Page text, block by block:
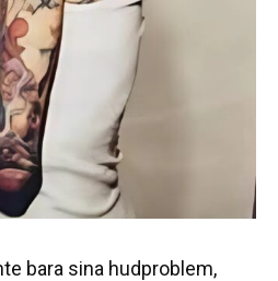
bara sina hudproblem,